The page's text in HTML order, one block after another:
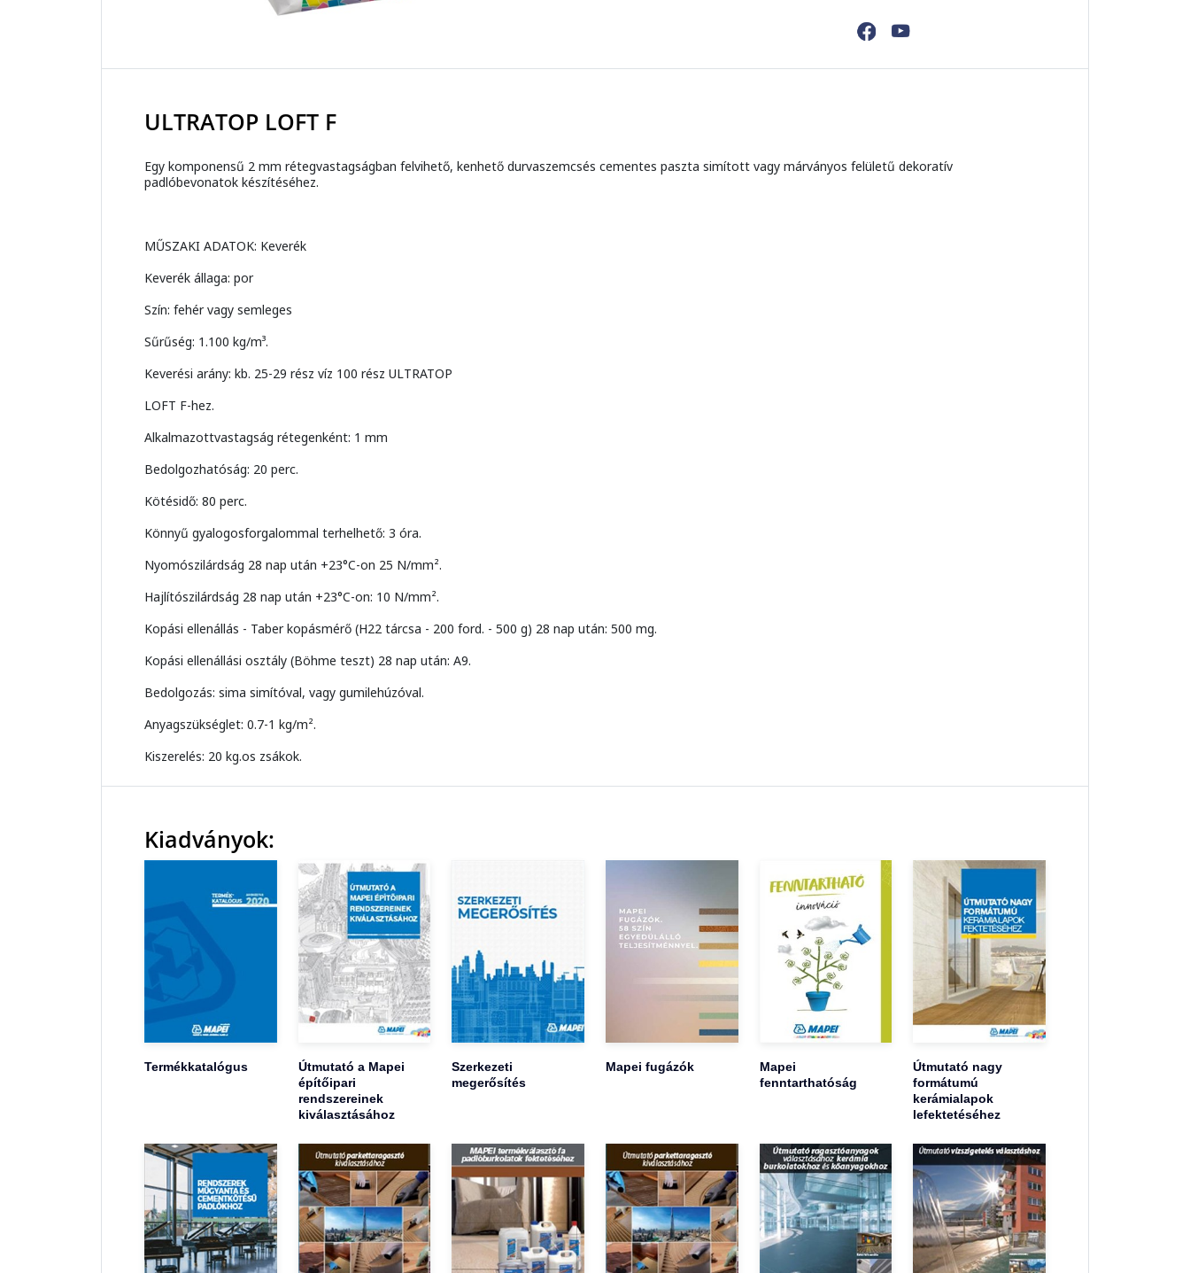
ULTRATOP LOFT F
Egy komponensű 2 mm rétegvastagságban felvihető, kenhető durvaszemcsés cementes paszta simított vagy márványos felületű dekoratív
padlóbevonatok készítéséhez.
MŰSZAKI ADATOK: Keverék
Keverék állaga: por
Szín: fehér vagy semleges
Sűrűség: 1.100 kg/m³.
Keverési arány: kb. 25-29 rész víz 100 rész ULTRATOP
LOFT F-hez.
Alkalmazottvastagság rétegenként: 1 mm
Bedolgozhatóság: 20 perc.
Kötésidő: 80 perc.
Könnyű gyalogosforgalommal terhelhető: 3 óra.
Nyomószilárdság 28 nap után +23°C-on 25 N/mm².
Hajlítószilárdság 28 nap után +23°C-on: 10 N/mm².
Kopási ellenállás - Taber kopásmérő (H22 tárcsa - 200 ford. - 500 g) 28 nap után: 500 mg.
Kopási ellenállási osztály (Böhme teszt) 28 nap után: A9.
Bedolgozás: sima simítóval, vagy gumilehúzóval.
Anyagszükséglet: 0.7-1 kg/m².
Kiszerelés: 20 kg.os zsákok.
Kiadványok:
Termékkatalógus
Útmutató a Mapei
építőipari
rendszereinek
kiválasztásához
Szerkezeti
megerősítés
Mapei fugázók
Mapei
fenntarthatóság
Útmutató nagy
formátumú
kerámialapok
lefektetéséhez